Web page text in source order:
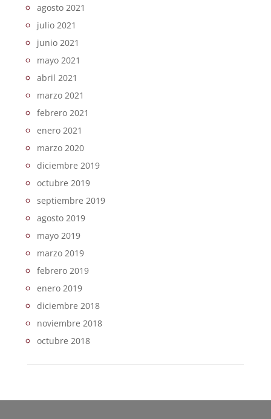
agosto 2021
julio 2021
junio 2021
mayo 2021
abril 2021
marzo 2021
febrero 2021
enero 2021
marzo 2020
diciembre 2019
octubre 2019
septiembre 2019
agosto 2019
mayo 2019
marzo 2019
febrero 2019
enero 2019
diciembre 2018
noviembre 2018
octubre 2018